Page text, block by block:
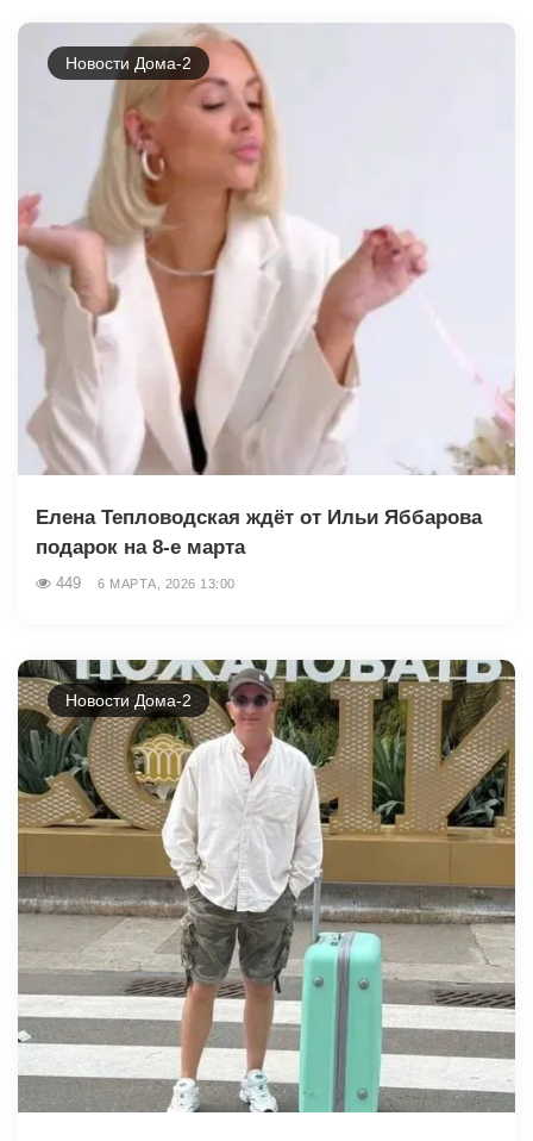
Новости Дома-2
Елена Тепловодская ждёт от Ильи Яббарова
подарок на 8-е марта
449 6 МАРТА, 2026 13:00
Новости Дома-2